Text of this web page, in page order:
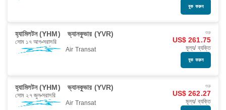
বুক করুন
হ্যামিলটন (YHM) ভ্যানকুভার (YVR)
সোম ১৭ আগ সরাসরি
Air Transat
শুরু
US$ 261.75
মূল্য/ ব্যক্তি
বুক করুন
হ্যামিলটন (YHM) ভ্যানকুভার (YVR)
সোম ২৭ জুল সরাসরি
Air Transat
শুরু
US$ 262.27
মূল্য/ ব্যক্তি